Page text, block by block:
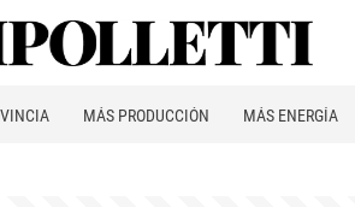
MÁS PRODUCCIÓN MÁS ENERGÍA